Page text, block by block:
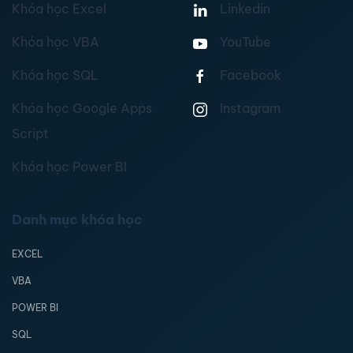
Khóa học Excel
Khóa học VBA
Khóa học SQL
Khóa học Google Apps
Script
Khóa học Power BI
Linkedin
YouTube
Facebook
Instagram
Danh mục khóa học
EXCEL
VBA
POWER BI
SQL